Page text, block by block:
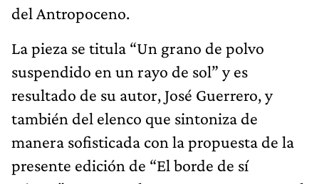
del Antropoceno.
La pieza se titula “Un grano de polvo
suspendido en un rayo de sol” y es
resultado de su autor, José Guerrero, y
también del elenco que sintoniza de
manera sofisticada con la propuesta de la
presente edición de “El borde de sí